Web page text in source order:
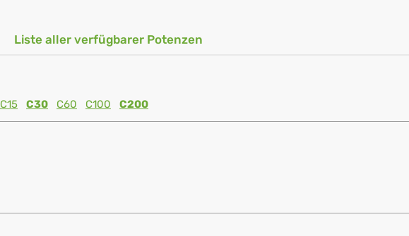
Liste aller verfügbarer Potenzen
C15 C30 C60 C100 C200